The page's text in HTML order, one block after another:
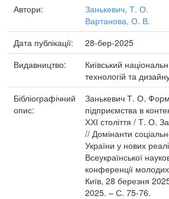
Автори:
Занькевич, Т. О.
Вартанова, О. В.
Дата публікації:
28-бер-2025
Видавництво:
Київський
технологій та
Бібліографічний
опис:
Занькевич Т. О.
підприємства в
ХХІ століття / Т. О.
// Домінанти
України у нових
Всеукраїнської
конференції
Київ, 28 березня
2025. – С. 75-76.